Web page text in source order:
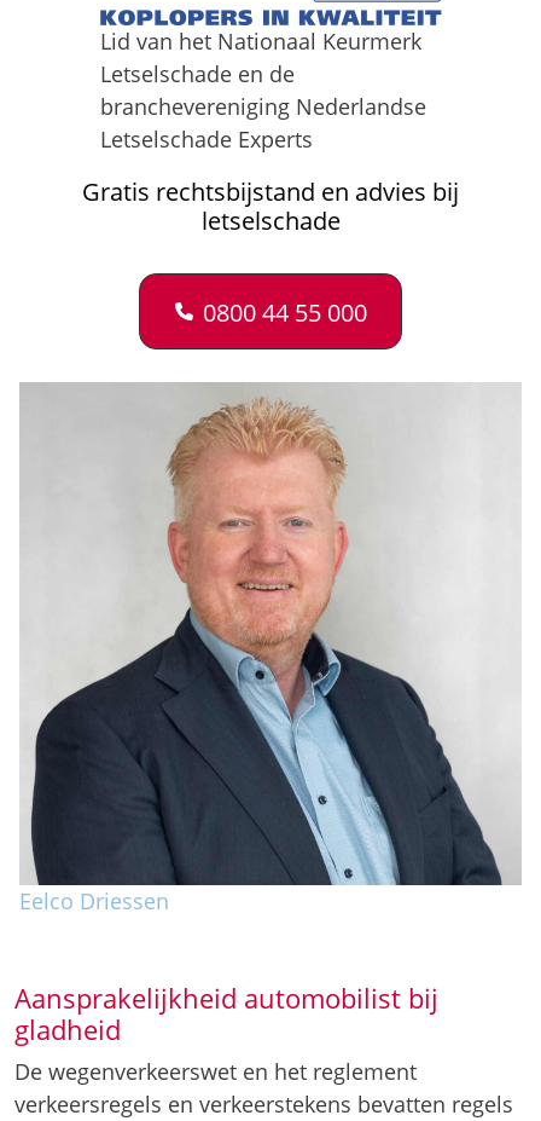
Lid van het Nationaal Keurmerk
Letselschade en de
branchevereniging Nederlandse
Letselschade Experts
Gratis rechtsbijstand en advies bij
letselschade
0800 44 55 000
Eelco Driessen
Aansprakelijkheid automobilist bij
gladheid
De wegenverkeerswet en het reglement
verkeersregels en verkeerstekens bevatten regels